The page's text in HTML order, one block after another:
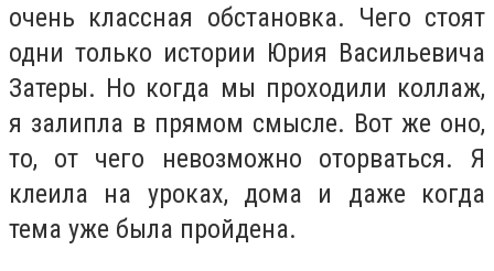
очень классная обстановка. Чего стоят
одни только истории Юрия Васильевича
Затеры. Но когда мы проходили коллаж,
я залипла в прямом смысле. Вот же оно,
то, от чего невозможно оторваться. Я
клеила на уроках, дома и даже когда
тема уже была пройдена.